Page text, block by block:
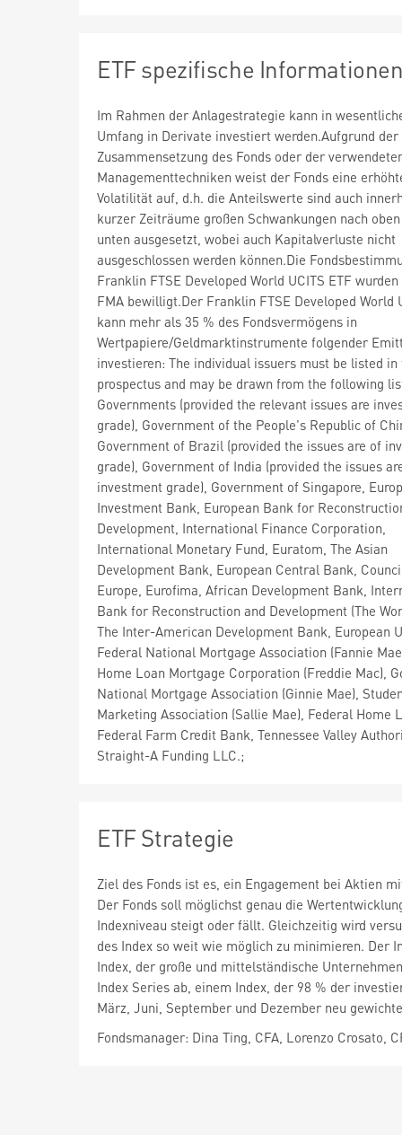
ETF spezifische
Im Rahmen der Anlagestrategie kann in
Umfang in Derivate investiert werden.Aufgrund der
Zusammensetzung des Fonds oder der
Managementtechniken weist der Fonds eine
Volatilität auf, d.h. die Anteilswerte sind auch
kurzer Zeiträume großen Schwankungen nach
unten ausgesetzt, wobei auch Kapitalverluste nicht
ausgeschlossen werden können.Die
Franklin FTSE Developed World UCITS ETF
FMA bewilligt.Der Franklin FTSE Developed World
kann mehr als 35 % des Fondsvermögens in
Wertpapiere/Geldmarktinstrumente folgender
investieren: The individual issuers must be listed in
prospectus and may be drawn from the following
Governments (provided the relevant issues are
grade), Government of the People's Republic of
Government of Brazil (provided the issues are of
grade), Government of India (provided the issues
investment grade), Government of Singapore,
Investment Bank, European Bank for
Development, International Finance Corporation,
International Monetary Fund, Euratom, The Asian
Development Bank, European Central Bank,
Europe, Eurofima, African Development Bank,
Bank for Reconstruction and Development (The
The Inter-American Development Bank, European
Federal National Mortgage Association (Fannie
Home Loan Mortgage Corporation (Freddie Mac),
National Mortgage Association (Ginnie Mae),
Marketing Association (Sallie Mae), Federal Home
Federal Farm Credit Bank, Tennessee Valley
Straight-A Funding LLC.;
ETF Strategie
Ziel des Fonds ist es, ein Engagement bei Aktien
Der Fonds soll möglichst genau die
Indexniveau steigt oder fällt. Gleichzeitig wird
des Index so weit wie möglich zu minimieren. Der
Index, der große und mittelständische
Index Series ab, einem Index, der 98 % der
März, Juni, September und Dezember neu
Fondsmanager: Dina Ting, CFA, Lorenzo Crosato,